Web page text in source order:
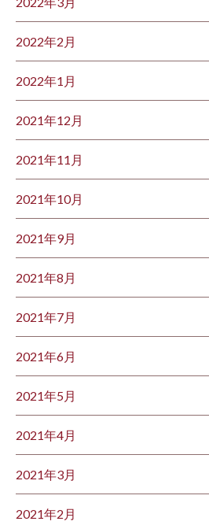
2022年2月
2022年1月
2021年12月
2021年11月
2021年10月
2021年9月
2021年8月
2021年7月
2021年6月
2021年5月
2021年4月
2021年3月
2021年2月